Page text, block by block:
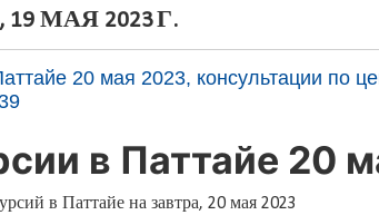
МАЯ 2023 Г.
20 мая 2023, консультации по
в Паттайе 20
в Паттайе на завтра, 20 мая 2023